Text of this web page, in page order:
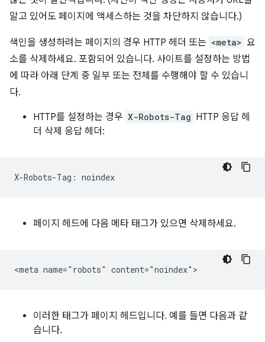
알고 있어도 페이지에 액세스하는 것을 차단하지 않습니다.)
색인을 생성하려는 페이지의 경우 HTTP 헤더 또는 <meta> 요
소를 삭제하세요. 포함되어 있습니다. 사이트를 설정하는 방법
에 따라 아래 단계 중 일부 또는 전체를 수행해야 할 수 있습니
다.
HTTP를 설정하는 경우 X-Robots-Tag HTTP 응답 헤
더 삭제 응답 헤더:
페이지 헤드에 다음 메타 태그가 있으면 삭제하세요.
이러한 태그가 페이지 헤드입니다. 예를 들면 다음과 같
습니다.